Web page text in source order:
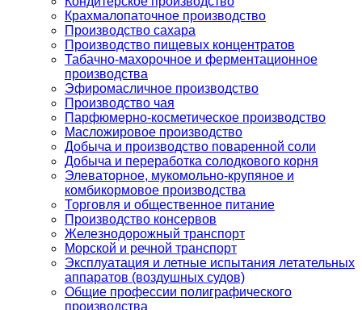
Крахмалопаточное производство
Производство сахара
Производство пищевых концентратов
Табачно-махорочное и ферментационное
производства
Эфиромасличное производство
Производство чая
Парфюмерно-косметическое производство
Масложировое производство
Добыча и производство поваренной соли
Добыча и переработка солодкового корня
Элеваторное, мукомольно-крупяное и
комбикормовое производства
Торговля и общественное питание
Производство консервов
Железнодорожный транспорт
Морской и речной транспорт
Эксплуатация и летные испытания летательных
аппаратов (воздушных судов)
Общие профессии полиграфического
производства